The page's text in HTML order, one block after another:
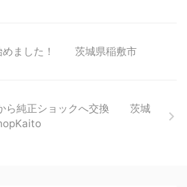
始めました！ 茨城県稲敷市
ら純正ショックへ交換 茨城